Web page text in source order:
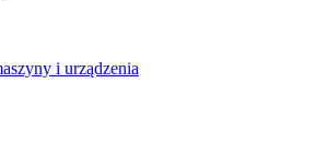
i urządzenia